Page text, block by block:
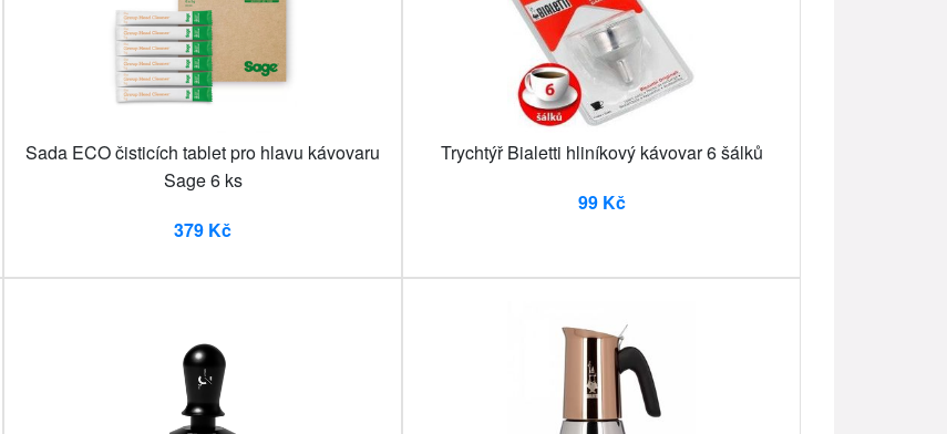
Sada ECO čisticích tablet pro hlavu kávovaru
Sage 6 ks
379 Kč
Trychtýř Bialetti hliníkový kávovar 6 šálků
99 Kč